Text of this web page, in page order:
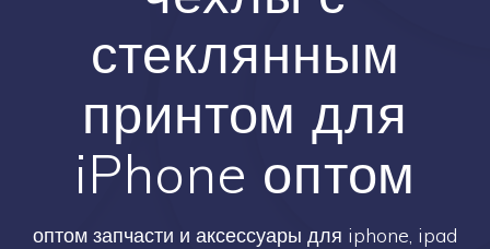
стеклянным
принтом для
iPhone оптом
оптом запчасти и аксессуары для iphone, ipad